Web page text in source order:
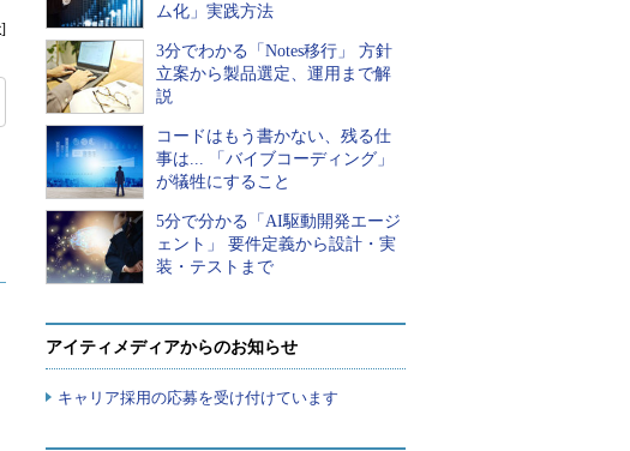
of IP Network
& Trust
]
ム化」実践方法
3分でわかる「Notes移行」 方針
立案から製品選定、運用まで解
説
コードはもう書かない、残る仕
事は... 「バイブコーディング」
が犠牲にすること
5分で分かる「AI駆動開発エージ
ェント」 要件定義から設計・実
装・テストまで
アイティメディアからのお知らせ
キャリア採用の応募を受け付けています